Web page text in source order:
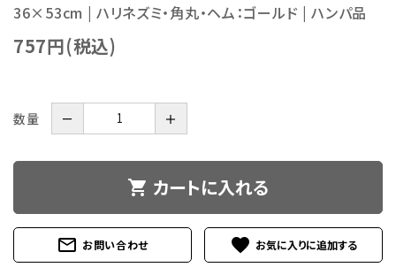
36×53cm | ハリネズミ・角丸・ヘム：ゴールド | ハンパ品
757円(税込)
数量 － ＋
shopping_cart カートに入れる
mail_outline お問い合わせ favorite